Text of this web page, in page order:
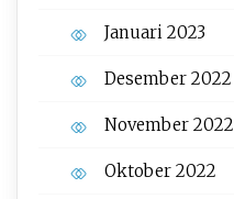
Januari 2023
Desember 2022
November 2022
Oktober 2022